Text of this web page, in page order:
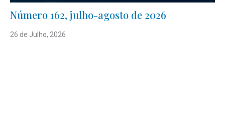
Número 162, julho-agosto de 2026
26 de Julho, 2026